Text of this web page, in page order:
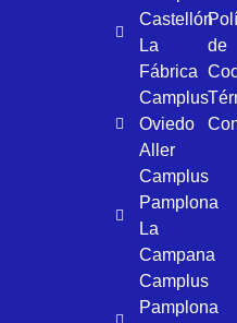
Castellón
La
Fábrica
Camplus
Oviedo
Aller
Camplus
Pamplona
La
Campana
Camplus
Pamplona
de